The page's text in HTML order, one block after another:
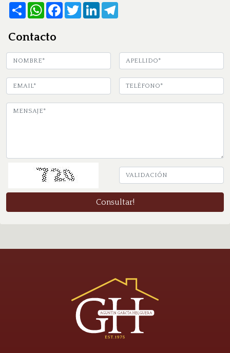
ShareWhatsApp
Facebook
TwitterLinkedIn
Contacto